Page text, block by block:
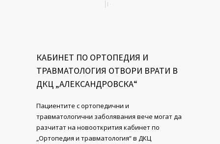
КАБИНЕТ ПО ОРТОПЕДИЯ И
ТРАВМАТОЛОГИЯ ОТВОРИ ВРАТИ В
ДКЦ „АЛЕКСАНДРОВСКА“
Пациентите с opтoпeдични и
травматологични зaбoлявaния вече могат да
разчитат на новооткрития кабинет по
„Ортопедия и травматология“ в ДКЦ